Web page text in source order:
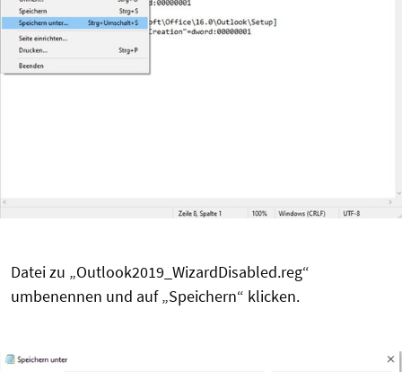
Datei zu „Outlook2019_WizardDisabled.reg“
umbenennen und auf „Speichern“ klicken.